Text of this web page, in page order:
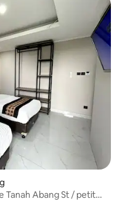
Tanah Abang St / petit